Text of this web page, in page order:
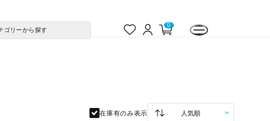
ロ
0
ゴリーから探す
在庫有のみ表示